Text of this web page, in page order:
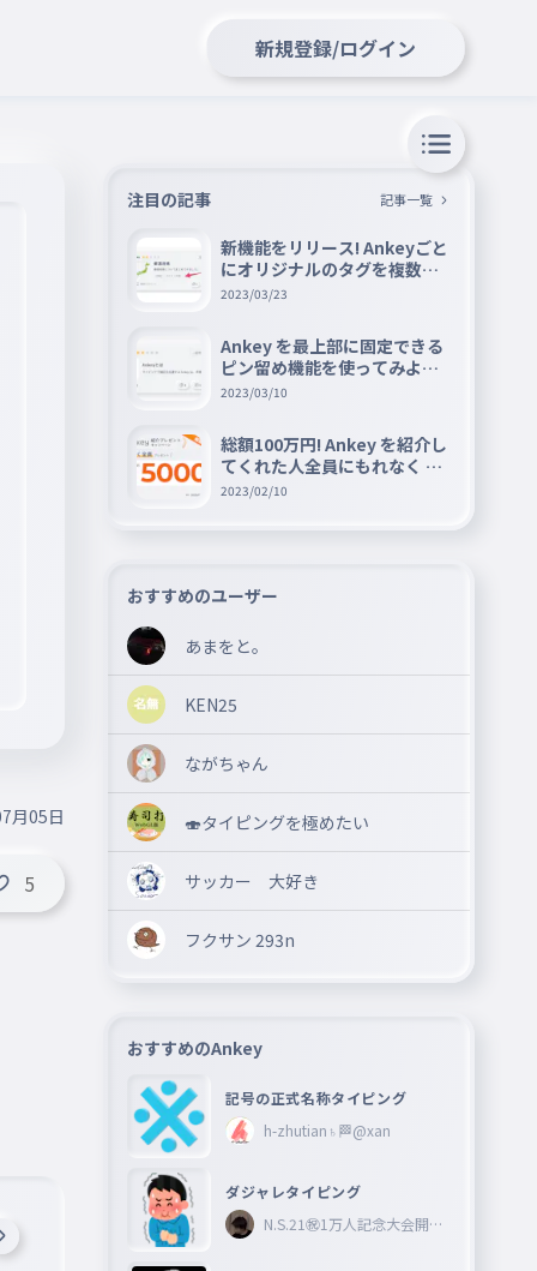
新規登録/ログイン
月05日
5
注目の記事 記事一覧
新機能をリリース! Ankeyごと
にオリジナルのタグを複数設
定できる『タグ機能』を紹介
2023/03/23
Ankey を最上部に固定できる
ピン留め機能を使ってみよう
📌
2023/03/10
総額100万円! Ankey を紹介し
てくれた人全員にもれなく A
mazon ギフト券 5000 円分を
2023/02/10
おすすめのユーザー
あまをと。
KEN25
ながちゃん
🍣タイピングを極めたい
サッカー 大好き
フクサン 293n
おすすめのAnkey
記号の正式名称タイピング
h-zhutian♄🏁@xan
ダジャレタイピング
N.S.21㊗︎1万人記念大会開催